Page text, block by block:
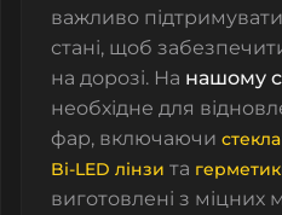
важливо
стані, щоб
на дорозі. На нашому
необхідне для
фар, включаючи
Bi-LED лінзи та
виготовлені з міцних